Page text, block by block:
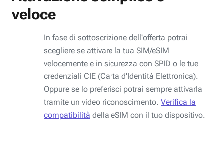
veloce
In fase di sottoscrizione dell'offerta potrai
scegliere se attivare la tua SIM/eSIM
velocemente e in sicurezza con SPID o le tue
credenziali CIE (Carta d'Identità Elettronica).
Oppure se lo preferisci potrai sempre attivarla
tramite un video riconoscimento. Verifica la
compatibilità della eSIM con il tuo dispositivo.